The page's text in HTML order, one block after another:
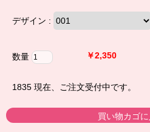
デザイン :
数量 ￥2,350
1835 現在、ご注文受付中です。